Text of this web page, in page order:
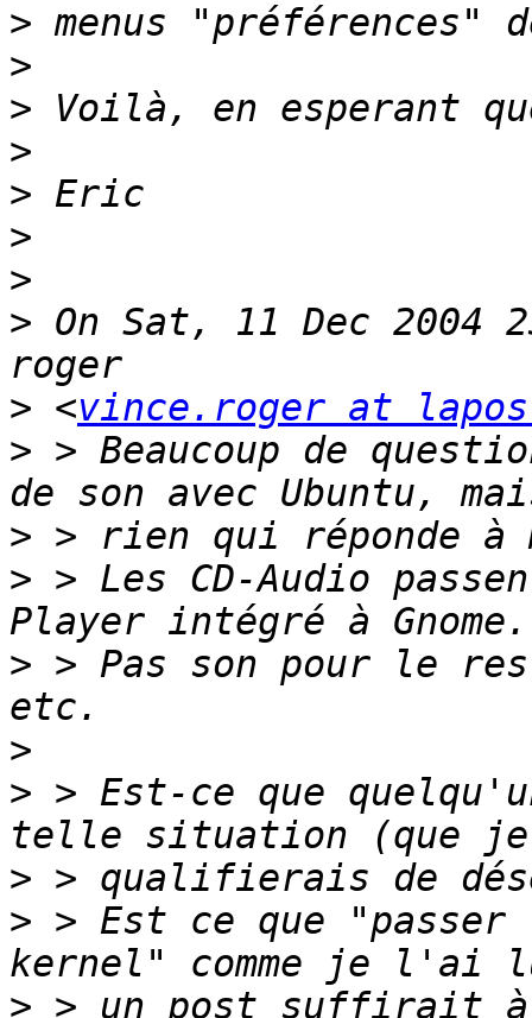
>
>
>
>
>
>
>
> On Sat, 11 Dec 2004
> <vince.roger at
> > Beaucoup de
>
> > Les CD-Audio
> > Pas son pour le
>
> > Est-ce que
>
> > Est ce que
>